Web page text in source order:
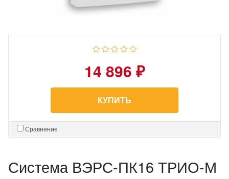
14 896 ₽
КУПИТЬ
Сравнение
Система ВЭРС-ПК16 ТРИО-М